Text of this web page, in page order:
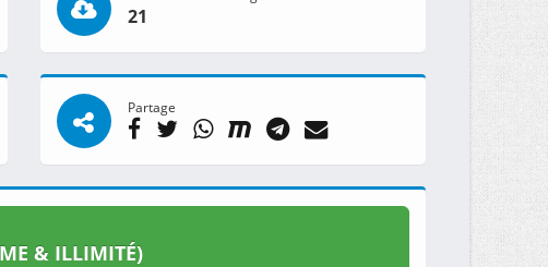
21
Partage
& ILLIMITÉ)